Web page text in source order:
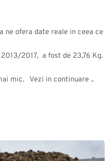
ofera date reale in ceea ce
2017,  a fost de 23,76 Kg.
mic.   Vezi in continuare ..